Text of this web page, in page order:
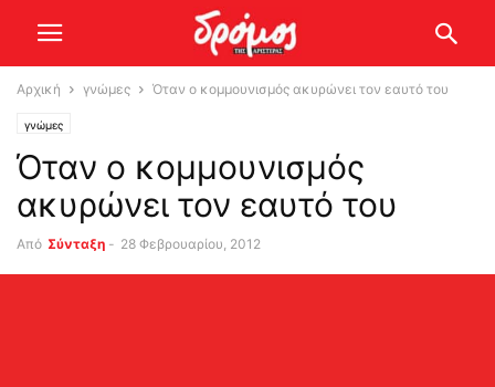
Αρχική γνώμες Όταν ο κομμουνισμός ακυρώνει τον εαυτό του
γνώμες
Όταν ο κομμουνισμός
ακυρώνει τον εαυτό του
Από Σύνταξη - 28 Φεβρουαρίου, 2012